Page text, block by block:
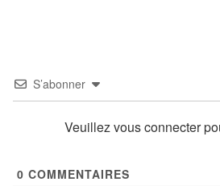
S’abonner
Veuillez vous connecter
0 COMMENTAIRES